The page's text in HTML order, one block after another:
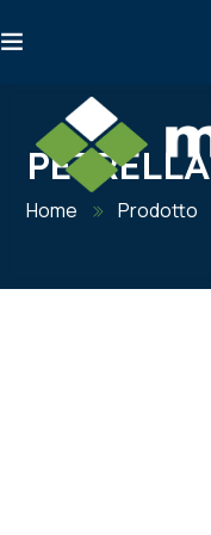
PETRELLA
Home Prodotto